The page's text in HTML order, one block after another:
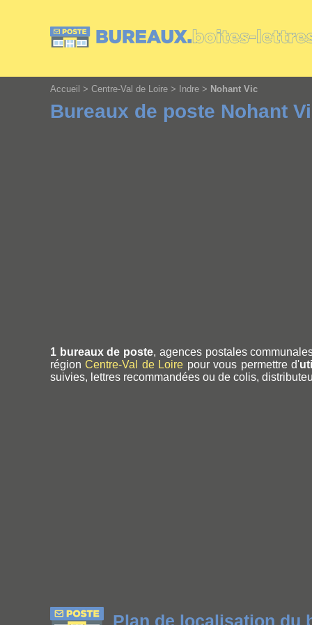
Accueil > Centre-Val de Loire > Indre > Nohant Vic
Bureaux de poste Nohant
1 bureaux de poste, agences postales
régionCentre-Val de Loire pour vous permettre d'
suivies, lettres recommandées ou de colis,
Plan de localisation du